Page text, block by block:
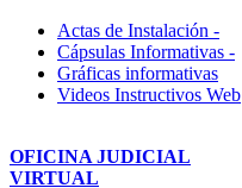
Actas de Instalación -
Cápsulas Informativas -
Gráficas informativas
Videos Instructivos Web
OFICINA JUDICIAL
VIRTUAL